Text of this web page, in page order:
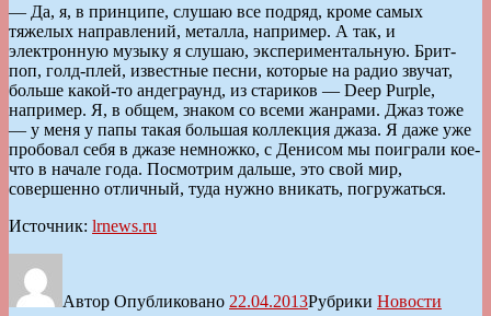
— Да, я, в принципе, слушаю все подряд, кроме самых
тяжелых направлений, металла, например. А так, и
электронную музыку я слушаю, экспериментальную. Брит-
поп, голд-плей, известные песни, которые на радио звучат,
больше какой-то андеграунд, из стариков — Deep Purple,
например. Я, в общем, знаком со всеми жанрами. Джаз тоже
— у меня у папы такая большая коллекция джаза. Я даже уже
пробовал себя в джазе немножко, с Денисом мы поиграли кое-
что в начале года. Посмотрим дальше, это свой мир,
совершенно отличный, туда нужно вникать, погружаться.
Источник: lrnews.ru
Автор Опубликовано 22.04.2013Рубрики Новости